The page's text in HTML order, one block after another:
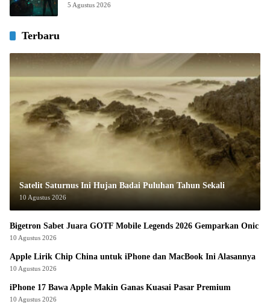
5 Agustus 2026
Terbaru
Satelit Saturnus Ini Hujan Badai Puluhan Tahun Sekali
10 Agustus 2026
Bigetron Sabet Juara GOTF Mobile Legends 2026 Gemparkan Onic
10 Agustus 2026
Apple Lirik Chip China untuk iPhone dan MacBook Ini Alasannya
10 Agustus 2026
iPhone 17 Bawa Apple Makin Ganas Kuasai Pasar Premium
10 Agustus 2026